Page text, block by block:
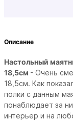
Описание
Настольный
18,5см - Очень
18,5см. Как
полки с данным
понаблюдает за
интерьер и на